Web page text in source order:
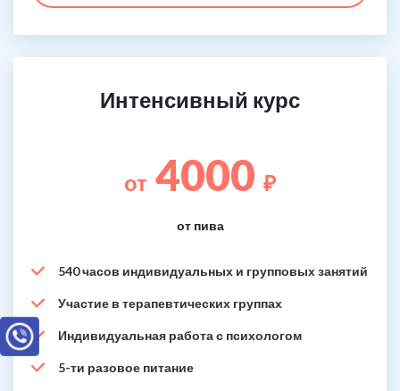
Интенсивный курс
от 4000 ₽
от пива
540 часов индивидуальных и групповых занятий
Участие в терапевтических группах
Индивидуальная работа с психологом
5-ти разовое питание